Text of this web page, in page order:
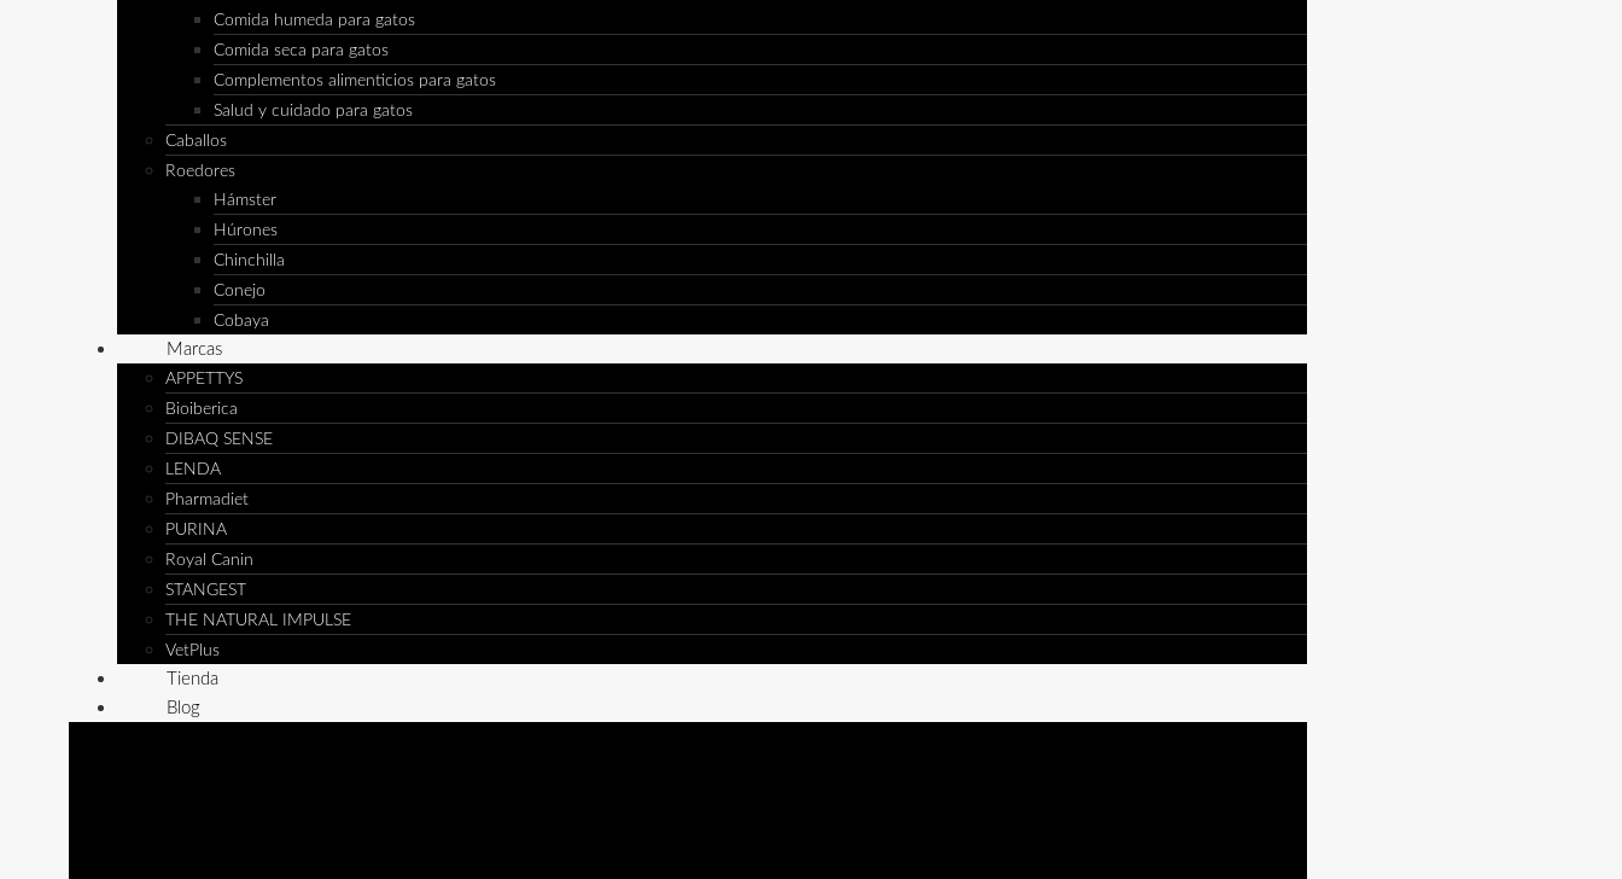
Comida humeda para gatos
Comida seca para gatos
Complementos alimenticios para gatos
Salud y cuidado para gatos
Caballos
Roedores
Hámster
Húrones
Chinchilla
Conejo
Cobaya
Marcas
APPETTYS
Bioiberica
DIBAQ SENSE
LENDA
Pharmadiet
PURINA
Royal Canin
STANGEST
THE NATURAL IMPULSE
VetPlus
Tienda
Blog